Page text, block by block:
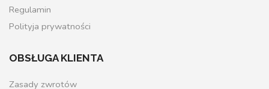
Regulamin
Polityja prywatności
OBSŁUGA KLIENTA
Zasady zwrotów